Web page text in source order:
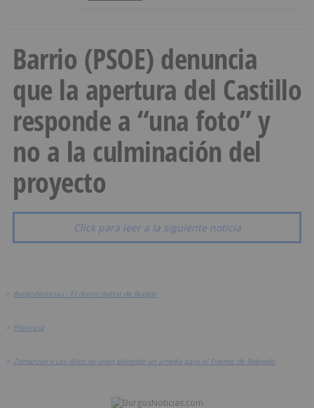
Barrio (PSOE) denuncia
que la apertura del Castillo
responde a “una foto” y
no a la culminación del
proyecto
Click para leer a la siguiente noticia
> BurgosNoticias - El diario digital de Burgos
> Provincia
> Zamanzas y Los Altos se unen pidiendo un arreglo para el Puente de Robredo